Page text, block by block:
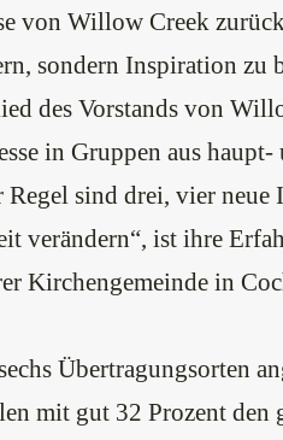
von Willow Creek
sondern Inspiration zu
des Vorstands von
in Gruppen aus haupt-
sind drei, vier neue
verändern“, ist ihre
Kirchengemeinde in
Übertragungsorten
mit gut 32 Prozent den